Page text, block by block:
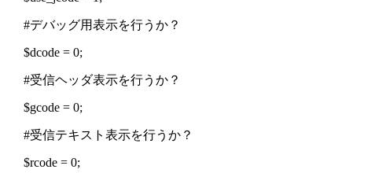
#デバッグ用表示を行うか？
$dcode = 0;
#受信ヘッダ表示を行うか？
$gcode = 0;
#受信テキスト表示を行うか？
$rcode = 0;